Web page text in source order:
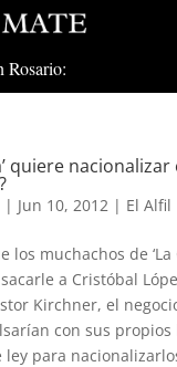
Rosario:
quiere
| Jun 10, 2012 | El Alfil
los muchachos de ‘La
a Cristóbal
Kirchner, el
con sus propios
para